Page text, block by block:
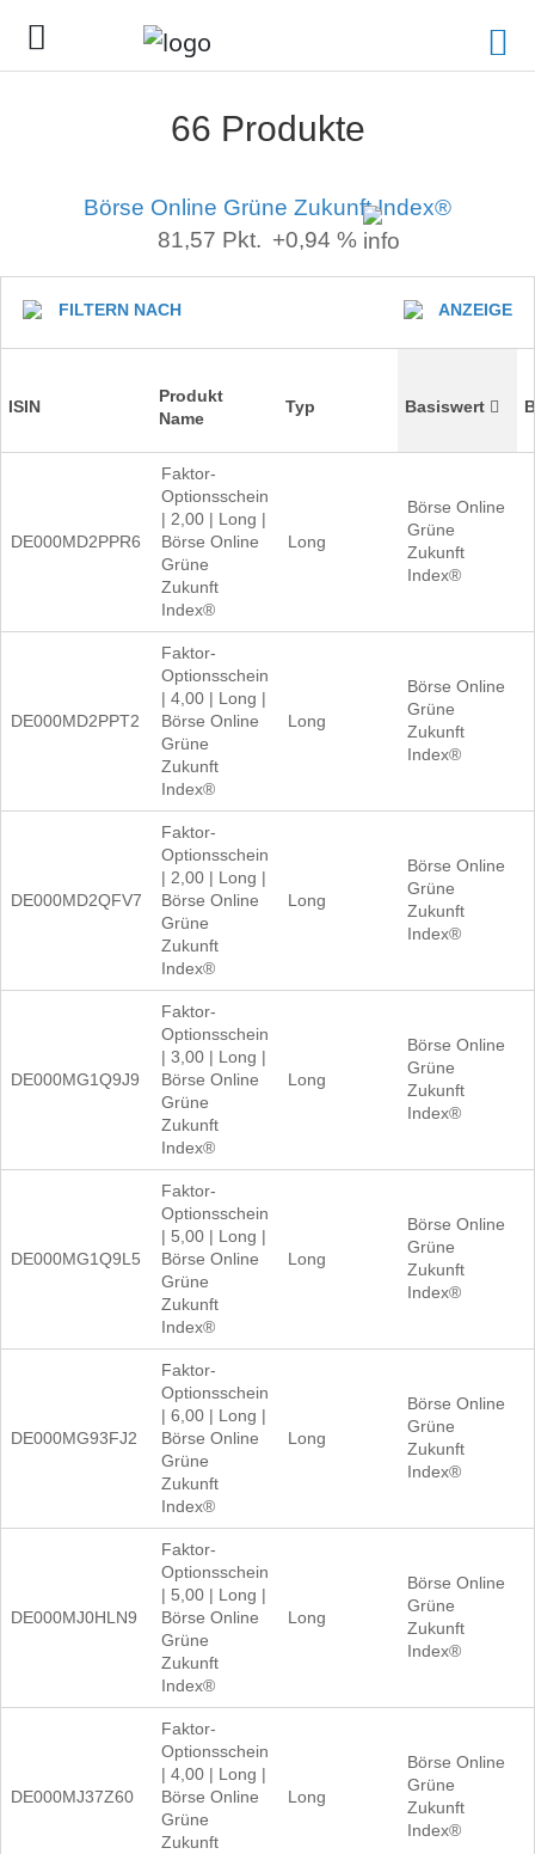
66 Produkte
Börse Online Grüne Zukunft Index®
81,57 Pkt. +0,94 %
FILTERN NACH ANZEIGE
ISIN
Produkt
Name
Typ Basiswert
DE000MD2PPR6
Faktor-
Optionsschein
| 2,00 | Long |
Börse Online
Grüne
Zukunft
Index®
Long
Börse Online
Grüne
Zukunft
Index®
DE000MD2PPT2
Faktor-
Optionsschein
| 4,00 | Long |
Börse Online
Grüne
Zukunft
Index®
Long
Börse Online
Grüne
Zukunft
Index®
DE000MD2QFV7
Faktor-
Optionsschein
| 2,00 | Long |
Börse Online
Grüne
Zukunft
Index®
Long
Börse Online
Grüne
Zukunft
Index®
DE000MG1Q9J9
Faktor-
Optionsschein
| 3,00 | Long |
Börse Online
Grüne
Zukunft
Index®
Long
Börse Online
Grüne
Zukunft
Index®
DE000MG1Q9L5
Faktor-
Optionsschein
| 5,00 | Long |
Börse Online
Grüne
Zukunft
Index®
Long
Börse Online
Grüne
Zukunft
Index®
DE000MG93FJ2
Faktor-
Optionsschein
| 6,00 | Long |
Börse Online
Grüne
Zukunft
Index®
Long
Börse Online
Grüne
Zukunft
Index®
DE000MJ0HLN9
Faktor-
Optionsschein
| 5,00 | Long |
Börse Online
Grüne
Zukunft
Index®
Long
Börse Online
Grüne
Zukunft
Index®
DE000MJ37Z60
Faktor-
Optionsschein
| 4,00 | Long |
Börse Online
Grüne
Zukunft
Long
Börse Online
Grüne
Zukunft
Index®